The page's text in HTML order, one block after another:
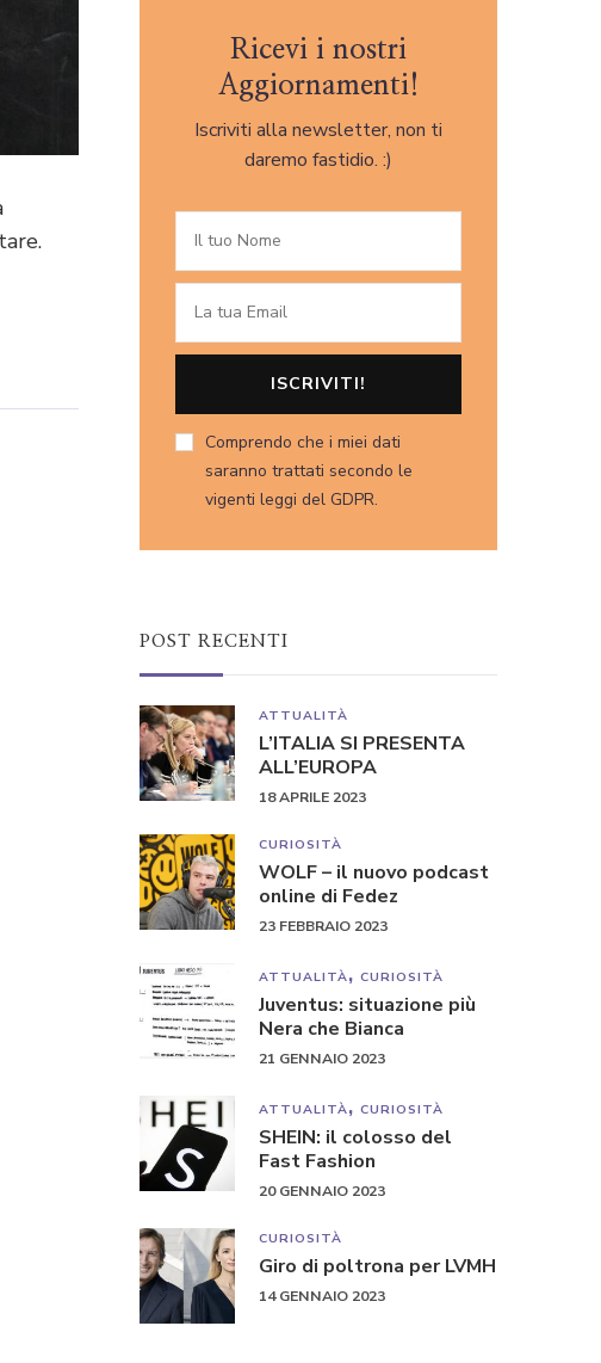
Ricevi i nostri
Aggiornamenti!
Iscriviti alla newsletter, non ti
daremo fastidio. :)
Comprendo che i miei dati
saranno trattati secondo le
vigenti leggi del GDPR.
POST RECENTI
ATTUALITÀ
L’ITALIA SI PRESENTA
ALL’EUROPA
18 APRILE 2023
CURIOSITÀ
WOLF – il nuovo podcast
online di Fedez
23 FEBBRAIO 2023
ATTUALITÀ CURIOSITÀ
Juventus: situazione più
Nera che Bianca
21 GENNAIO 2023
ATTUALITÀ CURIOSITÀ
SHEIN: il colosso del
Fast Fashion
20 GENNAIO 2023
CURIOSITÀ
Giro di poltrona per LVMH
14 GENNAIO 2023